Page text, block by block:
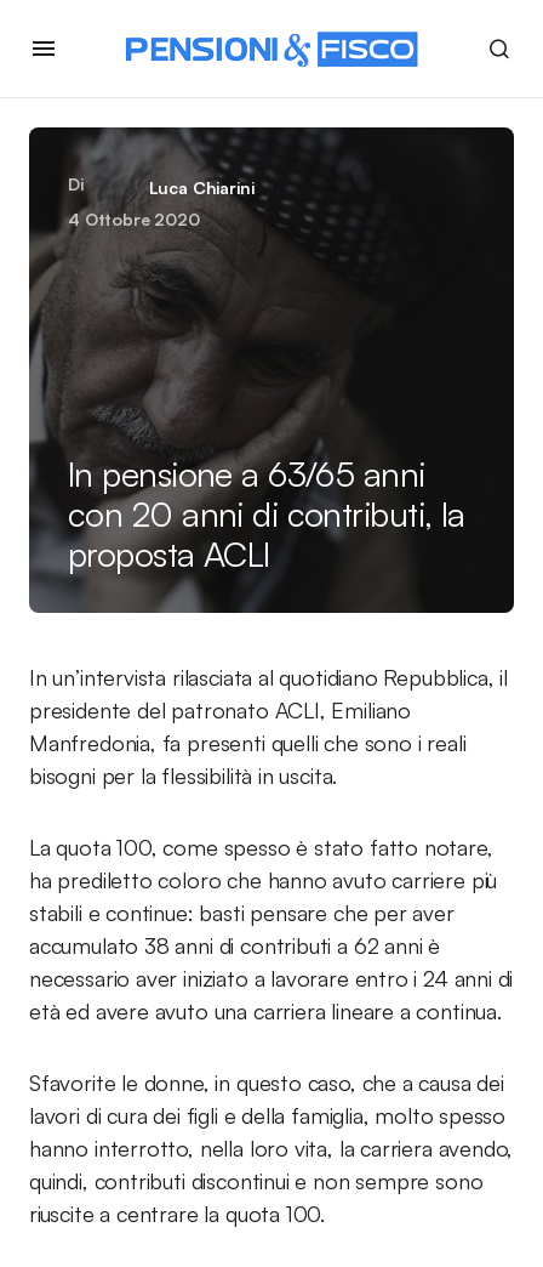
Di
Luca Chiarini
4 Ottobre 2020
In pensione a 63/65 anni
con 20 anni di contributi, la
proposta ACLI
In un’intervista rilasciata al quotidiano Repubblica, il
presidente del patronato ACLI, Emiliano
Manfredonia, fa presenti quelli che sono i reali
bisogni per la flessibilità in uscita.
La quota 100, come spesso è stato fatto notare,
ha prediletto coloro che hanno avuto carriere più
stabili e continue: basti pensare che per aver
accumulato 38 anni di contributi a 62 anni è
necessario aver iniziato a lavorare entro i 24 anni di
età ed avere avuto una carriera lineare a continua.
Sfavorite le donne, in questo caso, che a causa dei
lavori di cura dei figli e della famiglia, molto spesso
hanno interrotto, nella loro vita, la carriera avendo,
quindi, contributi discontinui e non sempre sono
riuscite a centrare la quota 100.